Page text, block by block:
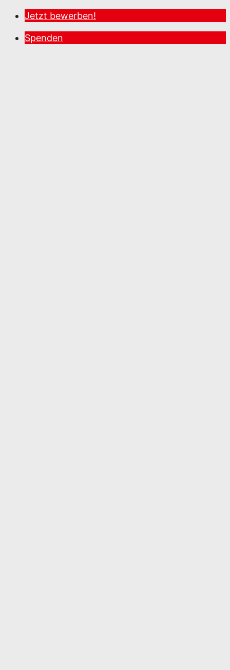
Jetzt bewerben!
Spenden